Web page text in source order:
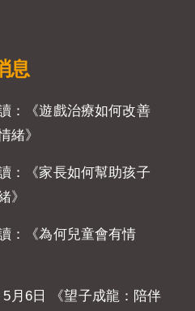
息
：《遊戲治療如何改善
緒》
：《家長如何幫助孩子
》
：《為何兒童會有情
5月6日 《望子成龍：陪伴